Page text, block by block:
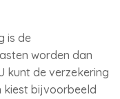
is de
worden dan
kunt de verzekering
kiest bijvoorbeeld